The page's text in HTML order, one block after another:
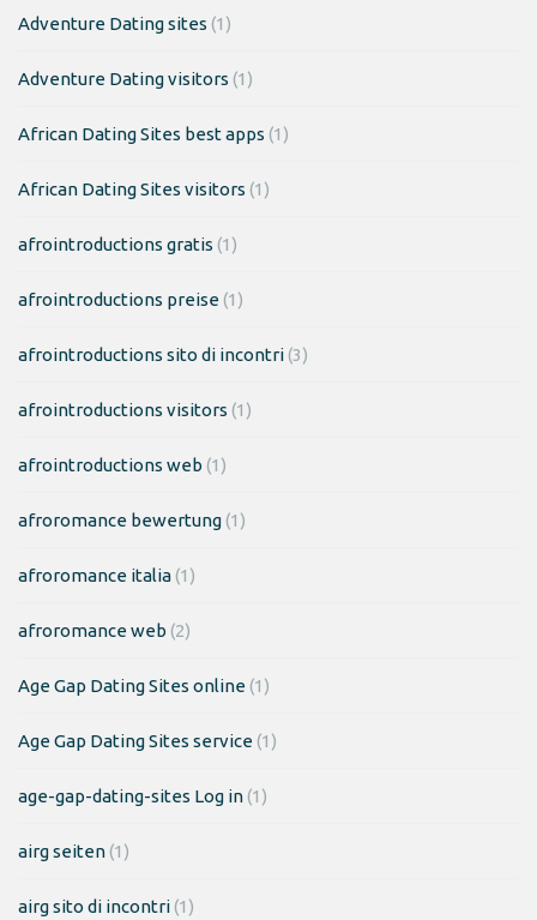
Adventure Dating sites (1)
Adventure Dating visitors (1)
African Dating Sites best apps (1)
African Dating Sites visitors (1)
afrointroductions gratis (1)
afrointroductions preise(1)
afrointroductions sito di incontri(3)
afrointroductions visitors (1)
afrointroductions web (1)
afroromance bewertung(1)
afroromance italia(1)
afroromance web (2)
Age Gap Dating Sites online(1)
Age Gap Dating Sites service(1)
age-gap-dating-sites Log in(1)
airg seiten(1)
airg sito di incontri(1)